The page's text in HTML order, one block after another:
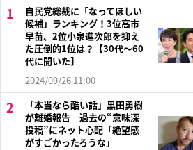
自民党総裁に「なってほしい
候補」ランキング！3位高市
早苗、2位小泉進次郎を抑え
た圧倒的1位は？【30代〜60
代に聞いた】
2024/09/26 11:00
「本当なら酷い話」黒田勇樹
が離婚報告 過去の“意味深
投稿”にネット心配「絶望感
がすごかったろうな」